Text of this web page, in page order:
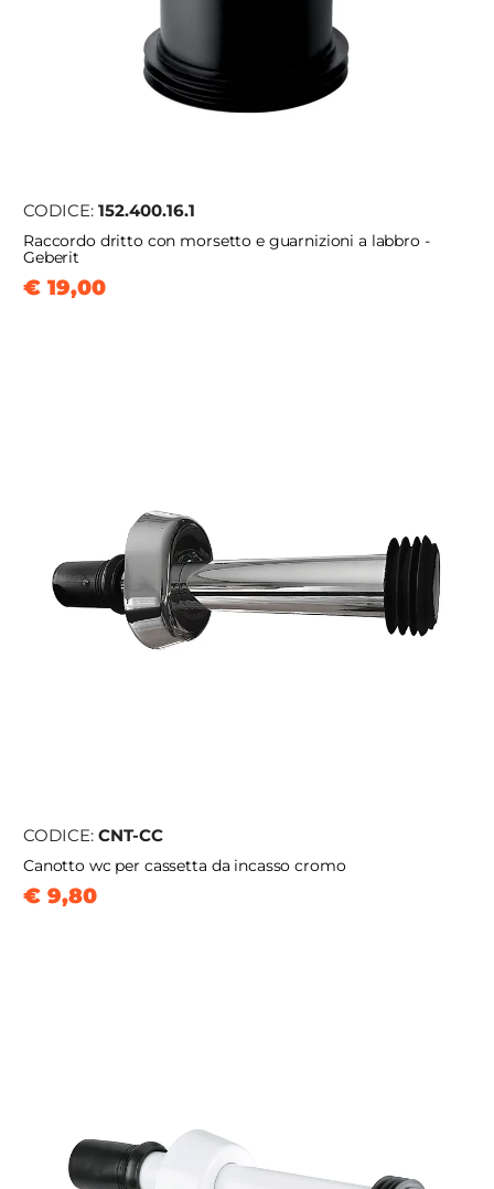
CODICE: 152.400.16.1
Raccordo dritto con morsetto e guarnizioni a labbro -
Geberit
€ 19,00
CODICE: CNT-CC
Canotto wc per cassetta da incasso cromo
€ 9,80